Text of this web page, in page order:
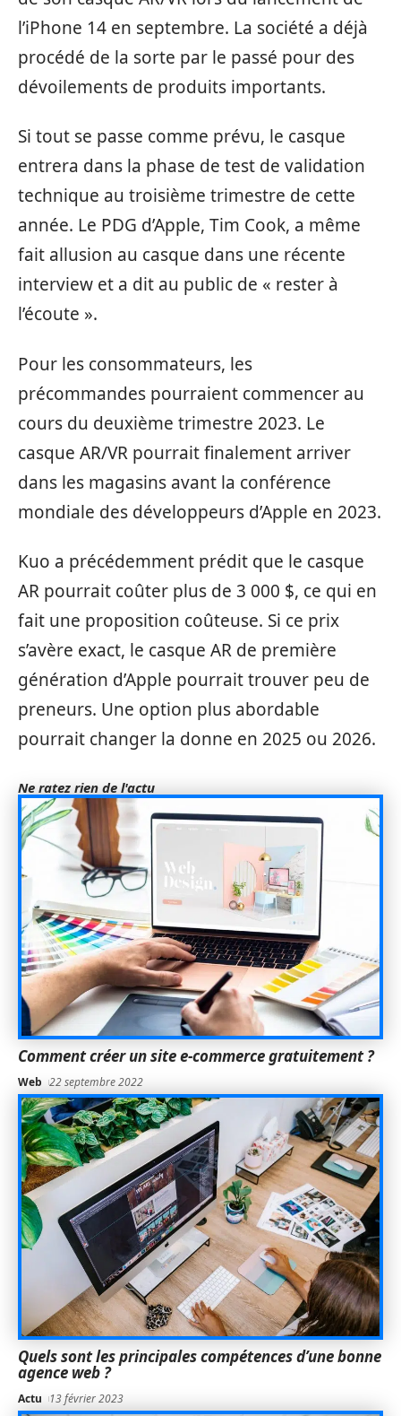
l’iPhone 14 en septembre. La société a déjà
procédé de la sorte par le passé pour des
dévoilements de produits importants.
Si tout se passe comme prévu, le casque
entrera dans la phase de test de validation
technique au troisième trimestre de cette
année. Le PDG d’Apple, Tim Cook, a même
fait allusion au casque dans une récente
interview et a dit au public de « rester à
l’écoute ».
Pour les consommateurs, les
précommandes pourraient commencer au
cours du deuxième trimestre 2023. Le
casque AR/VR pourrait finalement arriver
dans les magasins avant la conférence
mondiale des développeurs d’Apple en 2023.
Kuo a précédemment prédit que le casque
AR pourrait coûter plus de 3 000 $, ce qui en
fait une proposition coûteuse. Si ce prix
s’avère exact, le casque AR de première
génération d’Apple pourrait trouver peu de
preneurs. Une option plus abordable
pourrait changer la donne en 2025 ou 2026.
Ne ratez rien de l'actu
Comment créer un site e-commerce gratuitement ?
Web 22 septembre 2022
Quels sont les principales compétences d’une bonne
agence web ?
Actu 13 février 2023